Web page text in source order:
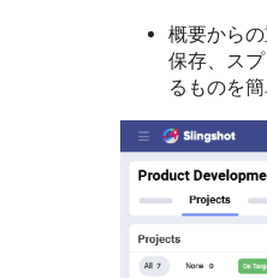
概要から
保存、ス
るものを